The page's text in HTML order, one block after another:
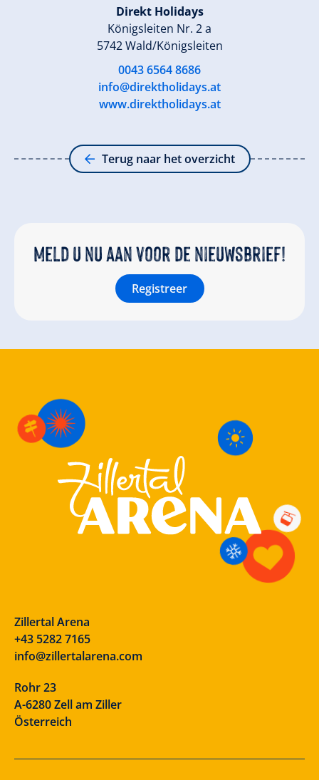
Direkt Holidays
Königsleiten Nr. 2 a
5742 Wald/Königsleiten
0043 6564 8686
info@direktholidays.at
www.direktholidays.at
Terug naar het overzicht
Meld u nu aan voor de nieuwsbrief!
Registreer
Zillertal Arena
+43 5282 7165
info@zillertalarena.com
Rohr 23
A-6280 Zell am Ziller
Österreich